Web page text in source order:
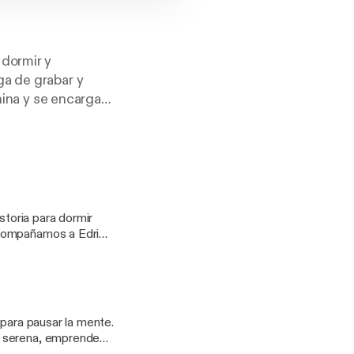
y
de grabar y
y se encarga
para dormir
a Edric,
parecen abrazar el
huir encuentra
y soltando todas
dormir, diseñado
el volumen,
pausar la mente.
emprende